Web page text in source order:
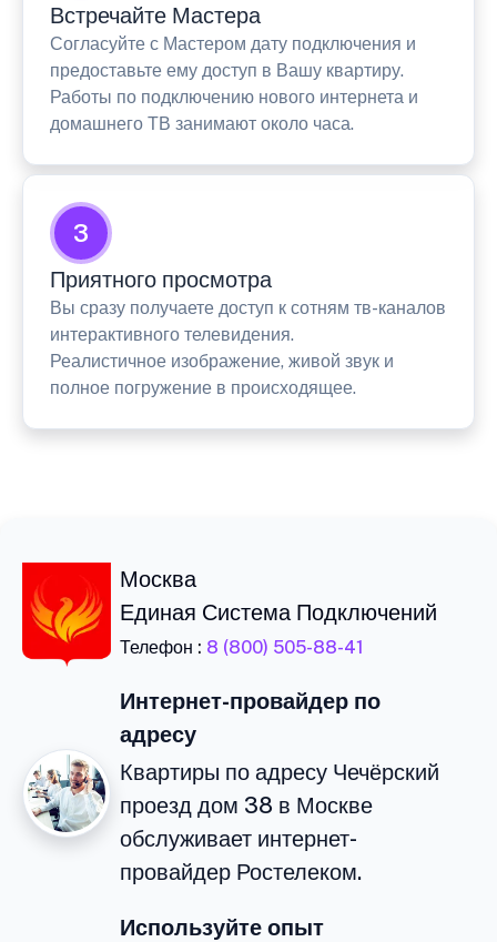
Встречайте Мастера
Согласуйте с Мастером дату подключения и
предоставьте ему доступ в Вашу квартиру.
Работы по подключению нового интернета и
домашнего ТВ занимают около часа.
3
Приятного просмотра
Вы сразу получаете доступ к сотням тв-каналов
интерактивного телевидения.
Реалистичное изображение, живой звук и
полное погружение в происходящее.
Москва
Единая Система Подключений
Телефон : 8 (800) 505-88-41
Интернет-провайдер по
адресу
Квартиры по адресу Чечёрский
проезд дом 38 в Москве
обслуживает интернет-
провайдер Ростелеком.
Используйте опыт